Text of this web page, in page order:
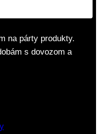
na párty produkty.
s dovozom a